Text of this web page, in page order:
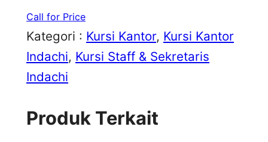
Call for Price
Kategori : Kursi Kantor, Kursi Kantor
Indachi, Kursi Staff & Sekretaris
Indachi
Produk Terkait